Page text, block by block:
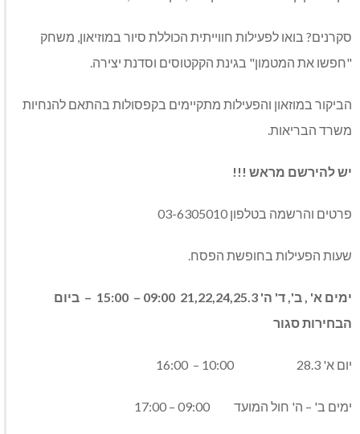
סקרנים? בואו לפעילות חווייתית הכוללת סיור במוזיאון, משחק
"חפשו את המטמון" בגינת הקקטוסים וסדנת יצירה.
הביקור במוזאון והפעילות מתקיימים בקפסולות בהתאם להנחיות
משרד הבריאות.
יש להירשם מראש !!!
פרטים והרשמה בטלפון 03-6305010
שעות הפעילות בחופשת הפסח.
ימים א' , ב', ד' ה' 21,22,24,25.3 09:00 – 15:00 – ביום
הבחירות סגור
יום א' 28.3 10:00 – 16:00
ימים ב' – ה' חול המועד 09:00 – 17:00